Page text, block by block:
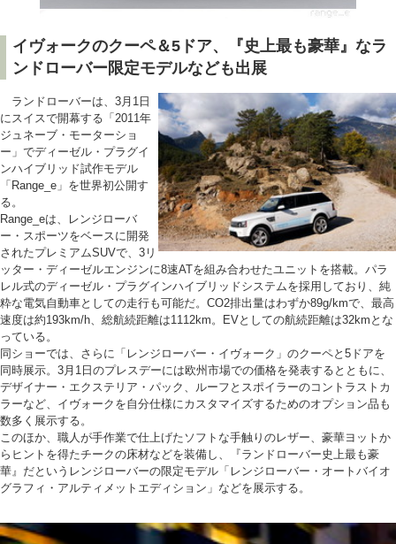
イヴォークのクーペ＆5ドア、『史上最も豪華』なラ
ンドローバー限定モデルなども出展
ランドローバーは、3月1日
にスイスで開幕する「2011年
ジュネーブ・モーターショ
ー」でディーゼル・プラグイ
ンハイブリッド試作モデル
「Range_e」を世界初公開す
る。
Range_eは、レンジローバ
ー・スポーツをベースに開発
されたプレミアムSUVで、3リ
ッター・ディーゼルエンジンに8速ATを組み合わせたユニットを搭載。パラ
レル式のディーゼル・プラグインハイブリッドシステムを採用しており、純
粋な電気自動車としての走行も可能だ。CO2排出量はわずか89g/kmで、最高
速度は約193km/h、総航続距離は1112km。EVとしての航続距離は32kmとな
っている。
同ショーでは、さらに「レンジローバー・イヴォーク」のクーペと5ドアを
同時展示。3月1日のプレスデーには欧州市場での価格を発表するとともに、
デザイナー・エクステリア・パック、ルーフとスポイラーのコントラストカ
ラーなど、イヴォークを自分仕様にカスタマイズするためのオプション品も
数多く展示する。
このほか、職人が手作業で仕上げたソフトな手触りのレザー、豪華ヨットか
らヒントを得たチークの床材などを装備し、『ランドローバー史上最も豪
華』だというレンジローバーの限定モデル「レンジローバー・オートバイオ
グラフィ・アルティメットエディション」などを展示する。